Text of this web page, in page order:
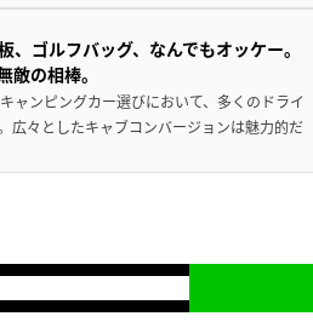
ゴルフバッグ、なんでもオッケー。
の相棒。
ャンピングカー選びにおいて、多くのドライ
広々としたキャブコンバージョンは魅力的だ